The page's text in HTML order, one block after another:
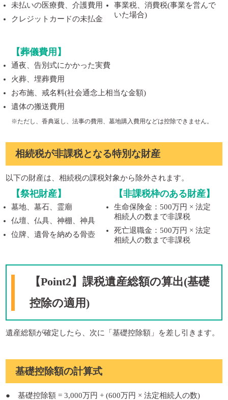
未払いの医療費、介護費用
クレジットカードの未払金
事業税、消費税(事業を営んで
いた場合)
【葬儀費用】
通夜、告別式にかかった実費
火葬、埋葬費用
お布施、戒名料(社会通念上相当な金額)
遺体の搬送費用
※ただし、香典返し、法事の費用、墓地購入費用などは控除できません。
相続税が非課税となる特別な財産
以下の財産は、相続税の課税対象から除外されます。
【祭祀財産】
墓地、墓石、霊廟
仏壇、仏具、神棚、神具
位牌、遺骨を納める骨壺
【非課税枠のある財産】
生命保険金：500万円 × 法定
相続人の数まで非課税
死亡退職金：500万円 × 法定
相続人の数まで非課税
【Point2】課税遺産総額の算出(基礎
控除の適用)
遺産総額が確定したら、次に「基礎控除額」を差し引きます。
基礎控除額の計算式
● 基礎控除額 = 3,000万円 + (600万円 × 法定相続人の数)